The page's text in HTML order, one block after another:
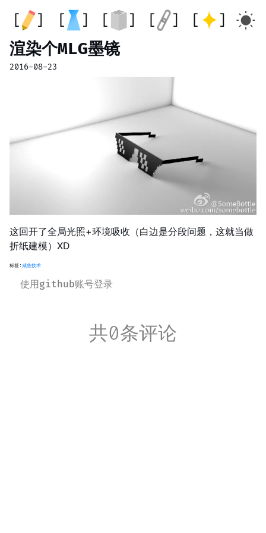
渲染个MLG墨镜
2016-08-23
这回开了全局光照+环境吸收（白边是分段问题，这就当做
折纸建模）XD
标签: 咸鱼技术
使用github账号登录
共0条评论